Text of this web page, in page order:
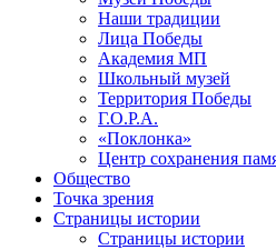
Наши традиции
Лица Победы
Академия МП
Школьный музей
Территория Победы
Г.О.Р.А.
«Поклонка»
Центр сохранения
Общество
Точка зрения
Страницы истории
Страницы истории